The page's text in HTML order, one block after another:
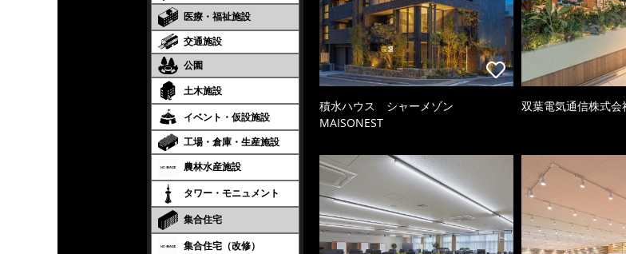
医療・福祉施設
交通施設
公園
土木施設
イベント・仮設施設
工場・倉庫・生産施設
農林水産施設
タワー・モニュメント
集合住宅
集合住宅（改修）
積水ハウス シャーメゾン
MAISONEST
双葉電気通信株式